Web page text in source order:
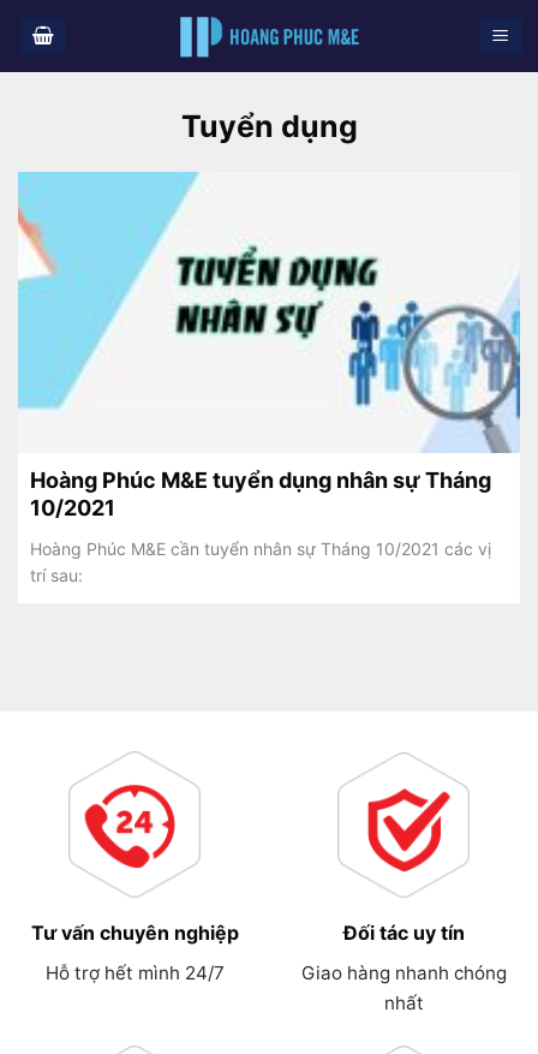
content
Tuyển dụng
Hoàng Phúc M&E tuyển dụng nhân sự Tháng
10/2021
Hoàng Phúc M&E cần tuyển nhân sự Tháng 10/2021 các vị
trí sau:
Tư vấn chuyên nghiệp
Hỗ trợ hết mình 24/7
Đối tác uy tín
Giao hàng nhanh chóng
nhất